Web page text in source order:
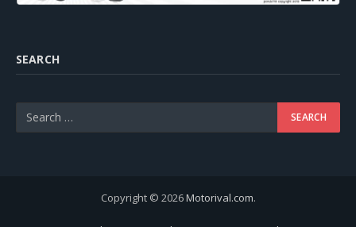
SEARCH
Copyright © 2026Motorival.com.